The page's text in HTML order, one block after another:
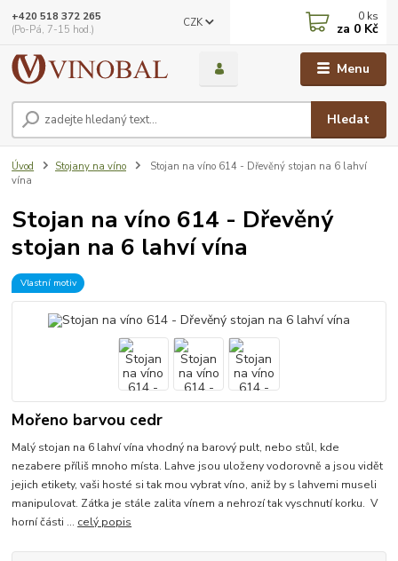
Menu
CZK
Hledat
+420 518 372 265
(Po-Pá, 7-15 hod.)
0 ks
za 0 Kč
Úvod Stojany na víno
Stojan na víno 614 - Dřevěný stojan na 6 lahví
vína
Stojan na víno 614 - Dřevěný
stojan na 6 lahví vína
Vlastní motiv
Mořeno barvou cedr
Malý stojan na 6 lahví vína vhodný na barový pult, nebo stůl, kde
nezabere příliš mnoho místa. Lahve jsou uloženy vodorovně a jsou vidět
jejich etikety, vaši hosté si tak mou vybrat víno, aniž by s lahvemi museli
manipulovat. Zátka je stále zalita vínem a nehrozí tak vyschnutí korku. V
horní části ... celý popis